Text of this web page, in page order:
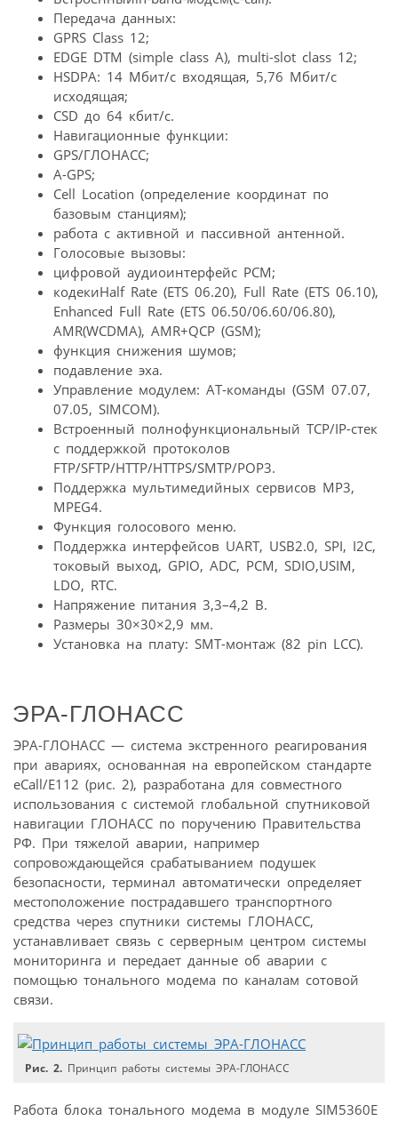
Передача данных:
GPRS Class 12;
EDGE DTM (simple class A), multi-slot class 12;
HSDPA: 14 Мбит/с входящая, 5,76 Мбит/с
исходящая;
CSD до 64 кбит/с.
Навигационные функции:
GPS/ГЛОНАСС;
A-GPS;
Cell Location (определение координат по
базовым станциям);
работа с активной и пассивной антенной.
Голосовые вызовы:
цифровой аудиоинтерфейс PCM;
кодекиHalf Rate (ETS 06.20), Full Rate (ETS 06.10),
Enhanced Full Rate (ETS 06.50/06.60/06.80),
AMR(WCDMA), AMR+QCP (GSM);
функция снижения шумов;
подавление эха.
Управление модулем: AT-команды (GSM 07.07,
07.05, SIMCOM).
Встроенный полнофункциональный TCP/IP-стек
c поддержкой протоколов
FTP/SFTP/HTTP/HTTPS/SMTP/POP3.
Поддержка мультимедийных сервисов MP3,
MPEG4.
Функция голосового меню.
Поддержка интерфейсов UART, USB2.0, SPI, I2C,
токовый выход, GPIO, ADC, PCM, SDIO,USIM,
LDO, RTC.
Напряжение питания 3,3–4,2 В.
Размеры 30×30×2,9 мм.
Установка на плату: SMT-монтаж (82 pin LCC).
ЭРА-ГЛОНАСС
ЭРА-ГЛОНАСС — система экстренного реагирования
при авариях, основанная на европейском стандарте
eCall/E112 (рис. 2), разработана для совместного
использования с системой глобальной спутниковой
навигации ГЛОНАСС по поручению Правительства
РФ. При тяжелой аварии, например
сопровождающейся срабатыванием подушек
безопасности, терминал автоматически определяет
местоположение пострадавшего транспортного
средства через спутники системы ГЛОНАСС,
устанавливает связь с серверным центром системы
мониторинга и передает данные об аварии с
помощью тонального модема по каналам сотовой
связи.
Рис. 2. Принцип работы системы ЭРА-ГЛОНАСС
Работа блока тонального модема в модуле SIM5360E